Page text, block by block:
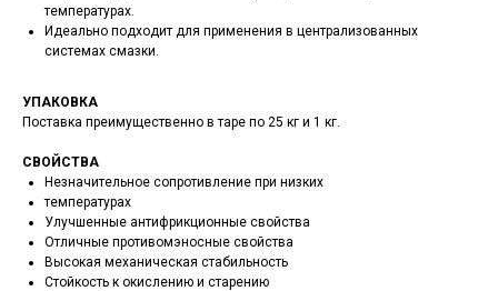
температурах.
Идеально подходит для применения в централизованных
системах смазки.
УПАКОВКА
Поставка преимущественно в таре по 25 кг и 1 кг.
СВОЙСТВА
Незначительное сопротивление при низких
температурах
Улучшенные антифрикционные свойства
Отличные противомэносные свойства
Высокая механическая стабильность
Стойкость к окислению и старению